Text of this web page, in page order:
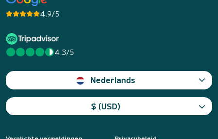
4.9/5
4.3/5
Nederlands
$ (USD)